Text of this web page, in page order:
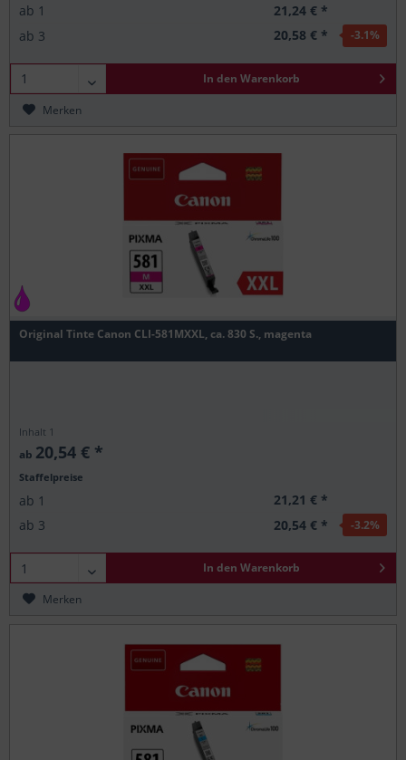
ab 1
21,24 € *
ab 3 20,58 € * -3.1%
In den Warenkorb
Merken
Original Tinte Canon CLI-581MXXL, ca. 830 S., magenta
Inhalt 1
ab 20,54 € *
Staffelpreise
ab 1
21,21 € *
ab 3 20,54 € * -3.2%
In den Warenkorb
Merken